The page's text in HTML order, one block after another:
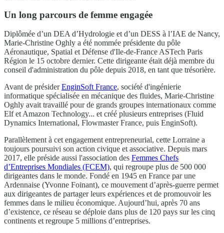
Un long parcours de femme engagée
Diplômée d’un DEA d’Hydrologie et d’un DESS à l’IAE de Nancy,
Marie-Christine Oghly a été nommée présidente du pôle
Aéronautique, Spatial et Défense d'Ile-de-France ASTech Paris
Région le 15 octobre dernier. Cette dirigeante était déjà membre du
conseil d'administration du pôle depuis 2018, en tant que trésorière.
Avant de présiderEnginSoft France, société d'ingénierie
informatique spécialisée en mécanique des fluides, Marie-Christine
Oghly avait travaillé pour de grands groupes internationaux comme
Elf et Amazon Technology... et créé plusieurs entreprises (Fluid
Dynamics International, Flowmaster France, puis EnginSoft).
Parallèlement à cet engagement entrepreneurial, cette Lorraine a
toujours poursuivi son action civique et associative. Depuis mars
2017, elle préside aussi l'association des Femmes Chefs
d’Entreprises Mondiales (FCEM), qui regroupe plus de 500 000
dirigeantes dans le monde. Fondé en 1945 en France par une
Ardennaise (Yvonne Foinant), ce mouvement d’après-guerre permet
aux dirigeantes de partager leurs expériences et de promouvoir les
femmes dans le milieu économique. Aujourd’hui, après 70 ans
d’existence, ce réseau se déploie dans plus de 120 pays sur les cinq
continents et regroupe 5 millions d’entreprises.